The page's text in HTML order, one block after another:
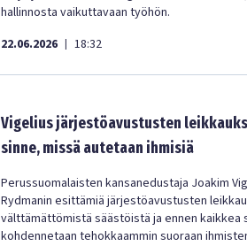
hallinnosta vaikuttavaan työhön.
22.06.2026 | 18:32
Vigelius järjestöavustusten
sinne, missä autetaan ihmisiä
Perussuomalaisten kansanedustaja Joakim
Rydmanin esittämiä järjestöavustusten
välttämättömistä säästöistä ja ennen
kohdennetaan tehokkaammin suoraan